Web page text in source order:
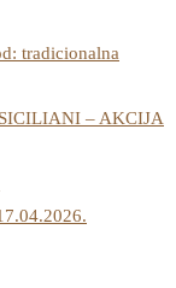
tradicionalna
– AKCIJA